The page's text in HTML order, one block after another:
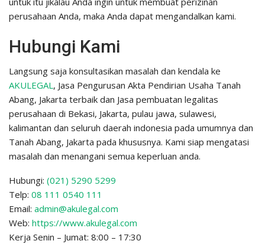
perusahaan Anda, maka Anda dapat mengandalkan kami.
Hubungi Kami
Langsung saja konsultasikan masalah dan kendala ke
AKULEGAL, Jasa Pengurusan Akta Pendirian Usaha Tanah
Abang, Jakarta terbaik dan Jasa pembuatan legalitas
perusahaan di Bekasi, Jakarta, pulau jawa, sulawesi,
kalimantan dan seluruh daerah indonesia pada umumnya dan
Tanah Abang, Jakarta pada khususnya. Kami siap mengatasi
masalah dan menangani semua keperluan anda.
Hubungi: (021) 5290 5299
Telp: 08 111 0540 111
Email: admin@akulegal.com
Web: https://www.akulegal.com
Kerja Senin – Jumat: 8:00 – 17:30